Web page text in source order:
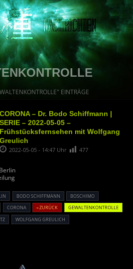
EINTRÄGE
CORONA – Dr. Bodo Schiffmann |
SERIE – 2022-05-05 –
Frühstücksfernsehen mit Wolfgang
Greulich
2022-05-05 - 14:47 Uhr 477
BODO SCHIFFMANN
BOSCHIMO
CORONA « ZURÜCK
GEWALTENKONTROLLE
WOLFGANG GREULICH